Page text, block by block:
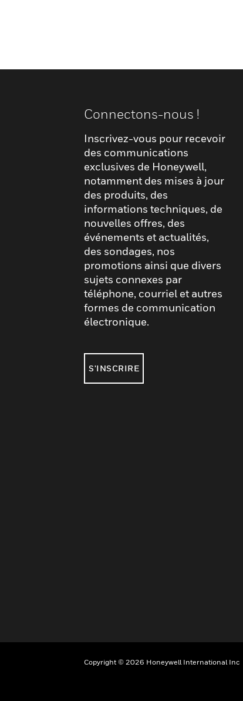
Connectons-nous !
Inscrivez-vous pour recevoir
des communications
exclusives de Honeywell,
notamment des mises à jour
des produits, des
informations techniques, de
nouvelles offres, des
événements et actualités,
des sondages, nos
promotions ainsi que divers
sujets connexes par
téléphone, courriel et autres
formes de communication
électronique.
S'INSCRIRE
Copyright © 2026 Honeywell International Inc